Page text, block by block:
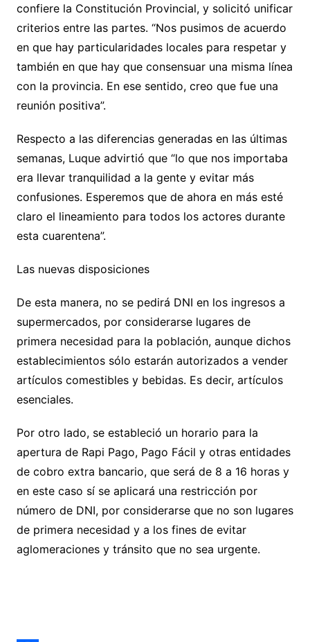
confiere la Constitución Provincial, y solicitó unificar
criterios entre las partes. “Nos pusimos de acuerdo
en que hay particularidades locales para respetar y
también en que hay que consensuar una misma línea
con la provincia. En ese sentido, creo que fue una
reunión positiva”.
Respecto a las diferencias generadas en las últimas
semanas, Luque advirtió que “lo que nos importaba
era llevar tranquilidad a la gente y evitar más
confusiones. Esperemos que de ahora en más esté
claro el lineamiento para todos los actores durante
esta cuarentena”.
Las nuevas disposiciones
De esta manera, no se pedirá DNI en los ingresos a
supermercados, por considerarse lugares de
primera necesidad para la población, aunque dichos
establecimientos sólo estarán autorizados a vender
artículos comestibles y bebidas. Es decir, artículos
esenciales.
Por otro lado, se estableció un horario para la
apertura de Rapi Pago, Pago Fácil y otras entidades
de cobro extra bancario, que será de 8 a 16 horas y
en este caso sí se aplicará una restricción por
número de DNI, por considerarse que no son lugares
de primera necesidad y a los fines de evitar
aglomeraciones y tránsito que no sea urgente.